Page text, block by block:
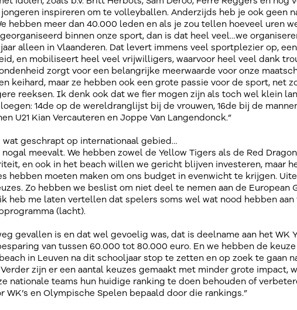
inspireren om te volleyballen. Anderzijds heb je ook geen
hebben meer dan 40.000 leden en als je zou tellen hoeveel uren
binnen onze sport, dan is dat heel veel…we
alleen in Vlaanderen. Dat levert immens veel sportplezier op,
en mobiliseert heel veel vrijwilligers, waarvoor heel veel dank
zorgt voor een belangrijke meerwaarde voor onze
keihard, maar ze hebben ook een grote passie voor de sport, net
reeksen. Ik denk ook dat we fier mogen zijn als toch wel klein
14de op de wereldranglijst bij de vrouwen, 16de bij de
U21 Kian Vercauteren en Joppe Van Langendonck.”
wat geschrapt op internationaal gebied…
meevalt. We hebben zowel de Yellow Tigers als de Red
en ook in het beach willen we gericht blijven investeren, maar
hebben moeten maken om ons budget in evenwicht te krijgen.
Zo hebben we beslist om niet deel te nemen aan de European
heb me laten vertellen dat spelers soms wel wat nood hebben
(lacht).
gevallen is en dat wel gevoelig was, dat is deelname aan het WK
van tussen 60.000 tot 80.000 euro. En we hebben de
in Leuven na dit schooljaar stop te zetten en op zoek te gaan
zijn er een aantal keuzes gemaakt met minder grote impact,
nationale teams hun huidige ranking te doen behouden of
WK’s en Olympische Spelen bepaald door die rankings.”